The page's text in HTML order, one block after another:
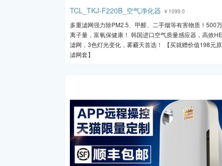
TCL_TKJ-F220B_空气净化器 ￥1099.0
多重滤网强力除PM2.5、甲醛、二手烟等有害物质！500
离子量，富氧保健康！ 韩国进口空气质量感应器，高效
滤网，3色灯光变化，雾霾天首选！ 【买就赠价值198元
滤网套】